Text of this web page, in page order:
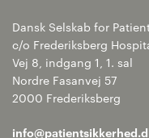
Dansk Selskab for
c/o Frederiksberg
Vej 8, indgang 1, 1. sal
Nordre Fasanvej 57
2000 Frederiksberg